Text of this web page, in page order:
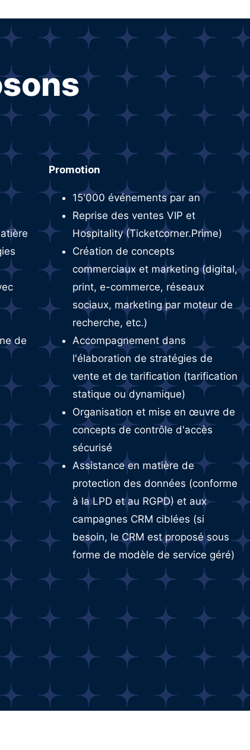
de
Promotion
15'000 événements par an
Reprise des ventes VIP et
Hospitality (Ticketcorner.Prime)
Création de concepts
commerciaux et marketing (digital,
print, e-commerce, réseaux
sociaux, marketing par moteur de
recherche, etc.)
Accompagnement dans
l'élaboration de stratégies de
vente et de tarification (tarification
statique ou dynamique)
Organisation et mise en œuvre de
concepts de contrôle d'accès
sécurisé
Assistance en matière de
protection des données (conforme
à la LPD et au RGPD) et aux
campagnes CRM ciblées (si
besoin, le CRM est proposé sous
forme de modèle de service géré)